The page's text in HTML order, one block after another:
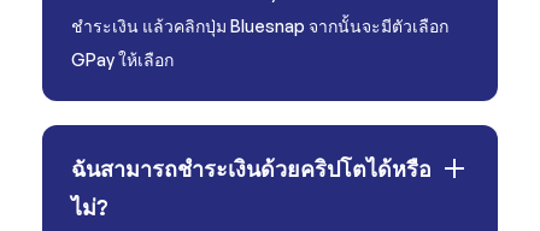
ชำระเงิน แล้วคลิกปุ่ม Bluesnap จากนั้นจะมีตัวเลือก
GPay ให้เลือก
ฉันสามารถชำระเงินด้วยคริปโตได้หรือ
ไม่?